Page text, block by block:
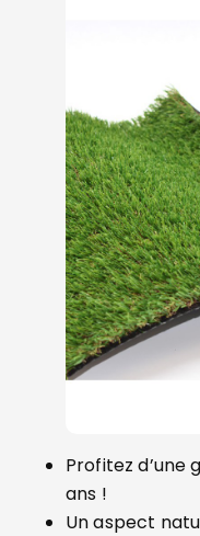
Profitez d’une
ans !
Un aspect